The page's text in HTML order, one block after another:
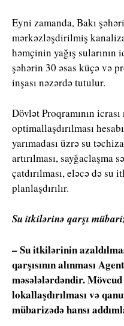
Eyni zamanda, Bakı
mərkəzləşdirilmiş
həmçinin yağış sularının
şəhərin 30 əsas küçə və
inşası nəzərdə tutulur.
Dövlət Proqramının
optimallaşdırılması
yarımadası üzrə su
artırılması, sayğaclaşma
çatdırılması, eləcə də
planlaşdırılır.
Su itkilərinə qarşı
– Su itkilərinin
qarşısının alınması
məsələlərdəndir.
lokallaşdırılması və
mübarizədə hansı